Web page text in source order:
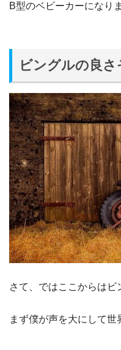
B型のベビーカーになり
ビングルの良
さて、ではここからはビ
まず僕が声を大にして